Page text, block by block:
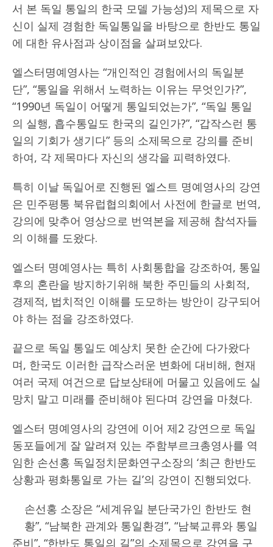
서 본 독일 통일의 한국 모델 가능성)의 제목으로 자
신이 실제 경험한 독일통일을 바탕으로 한반도 통일
에 대한 유사점과 상이점을 살펴보았다.
엘스터명예영사는 “개인적인 경험에서의 독일분
단”, “통일을 위해서 노력하는 이유는 무엇인가?”,
“1990년 독일이 어떻게 통일되었는가”, “독일 통일
의 실행, 흡수통일도 한국의 길인가?”, “갑작스런 통
일의 기회가 생기다” 등의 소제목으로 강의를 준비
하여, 각 제목마다 자신의 생각을 피력하였다.
특히 이날 독일어로 진행된 엘스트 명예영사의 강연
은 민주평통 북유럽협의회에서 사전에 한글로 번역,
강의에 맞추어 영상으로 번역본을 제공해 참석자들
의 이해를 도왔다.
엘스터 명예영사는 특히 사회통합을 강조하여, 통일
후의 혼란을 방지하기위해 북한 주민들의 사회적,
경제적, 법치적인 이해를 도모하는 방안이 강구되어
야 하는 점을 강조하였다.
끝으로 독일 통일도 예상치 못한 순간에 다가왔다
며, 한국도 이러한 급작스러운 변화에 대비해, 현재
여러 국제 여건으로 답보상태에 머물고 있음에도 실
망치 말고 미래를 준비해야 된다며 강연을 마쳤다.
엘스터 명예영사의 강연에 이어 제2 강연으로 독일
동포들에게 잘 알려져 있는 주함부르크총영사를 역
임한 손선홍 독일정치문화연구소장의 ‘최근 한반도
상황과 평화통일로 가는 길’의 강연이 진행되었다.
손선홍 소장은 “세계유일 분단국가인 한반도 현
황”, “남북한 관계와 통일환경”, “남북교류와 통일
준비”, “한반도 통일의 길”의 소제목으로 강연을 구